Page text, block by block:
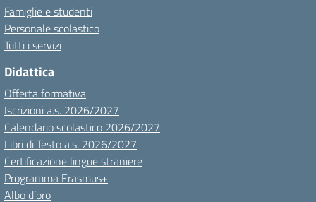
Famiglie e studenti
Personale scolastico
Tutti i servizi
Didattica
Offerta formativa
Iscrizioni a.s. 2026/2027
Calendario scolastico 2026/2027
Libri di Testo a.s. 2026/2027
Certificazione lingue straniere
Programma Erasmus+
Albo d’oro